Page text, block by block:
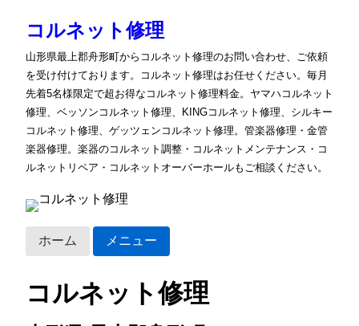
コルネット修理
山形県最上郡舟形町からコルネット修理のお問い合わせ、ご依頼
を受け付けております。コルネット修理はお任せください。毎月
先着5名様限定で超お得なコルネット修理料金。ヤマハコルネット
修理、ベッソンコルネット修理、KINGコルネット修理、シルキー
コルネット修理、ゲッツェンコルネット修理。管楽器修理・金管
楽器修理。楽器のコルネット調整・コルネットメンテナンス・コ
ルネットリペア・コルネットオーバーホールもご相談ください。
ホーム メニュー
コルネット修理